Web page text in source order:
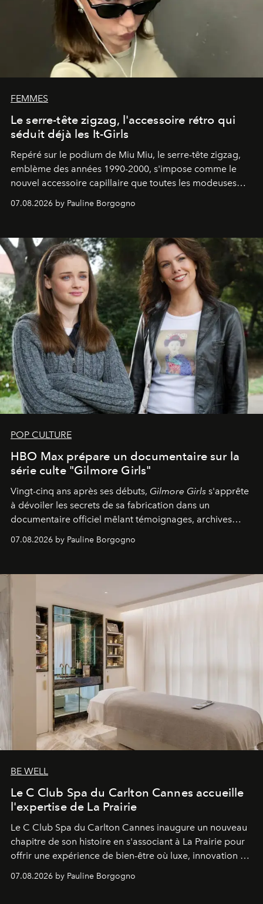
FEMMES
Le serre-tête zigzag, l'accessoire rétro qui
séduit déjà les It-Girls
Repéré sur le podium de Miu Miu, le serre-tête zigzag,
emblème des années 1990-2000, s'impose comme le
nouvel accessoire capillaire que toutes les modeuses
07.08.2026 by Pauline Borgogno
POP CULTURE
HBO Max prépare un documentaire sur la
série culte "Gilmore Girls"
Vingt-cinq ans après ses débuts, Gilmore Girls s'apprête
à dévoiler les secrets de sa fabrication dans un
documentaire officiel mêlant témoignages, archives
générationnel.
07.08.2026 by Pauline Borgogno
BE WELL
Le C Club Spa du Carlton Cannes accueille
l'expertise de La Prairie
Le C Club Spa du Carlton Cannes inaugure un nouveau
chapitre de son histoire en s'associant à La Prairie pour
offrir une expérience de bien-être où luxe, innovation et
07.08.2026 by Pauline Borgogno